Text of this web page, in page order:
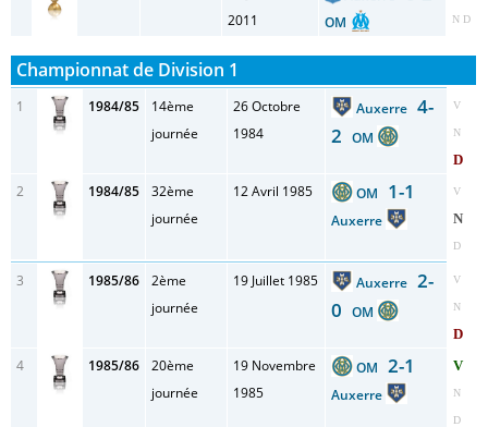
2011
OM N D
Championnat de Division 1
1 1984/85
14ème
journée
26 Octobre
1984
Auxerre 4-
2 OM
V
N
D
2 1984/85
32ème
journée
12 Avril 1985 OM 1-1
Auxerre
V
N
D
3 1985/86
2ème
journée
19 Juillet 1985 Auxerre 2-
0 OM
V
N
D
4 1985/86
20ème
journée
19 Novembre
1985
OM 2-1
Auxerre
V
N
D